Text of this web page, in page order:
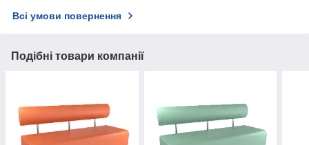
Всі умови повернення
Подібні товари компанії